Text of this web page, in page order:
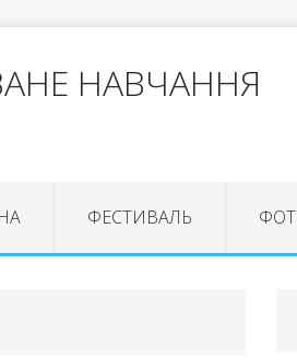
НАВЧАННЯ
ФЕСТИВАЛЬ